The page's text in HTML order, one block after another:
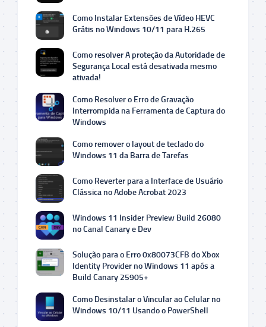
Como Instalar Extensões de Vídeo HEVC
Grátis no Windows 10/11 para H.265
Como resolver A proteção da Autoridade de
Segurança Local está desativada mesmo
ativada!
Como Resolver o Erro de Gravação
Interrompida na Ferramenta de Captura do
Windows
Como remover o layout de teclado do
Windows 11 da Barra de Tarefas
Como Reverter para a Interface de Usuário
Clássica no Adobe Acrobat 2023
Windows 11 Insider Preview Build 26080
no Canal Canary e Dev
Solução para o Erro 0x80073CFB do Xbox
Identity Provider no Windows 11 após a
Build Canary 25905+
Como Desinstalar o Vincular ao Celular no
Windows 10/11 Usando o PowerShell